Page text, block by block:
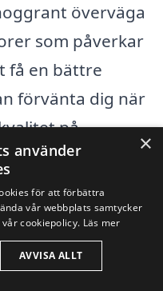
överväga
som påverkar
få en bättre
förvänta dig när
på
och utan
×
använder
för att förbättra
vår webbplats samtycker
cookiepolicy. Läs mer
AVVISA ALLT